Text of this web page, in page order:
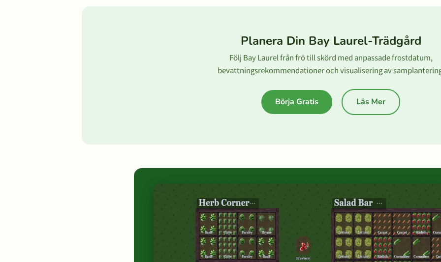
Planera Din Bay Laurel-Trädgård
Följ Bay Laurel från frö till skörd med anpassade frostdatum,
bevattningsrekommendationer och visualisering av
Börja Gratis Läs Mer